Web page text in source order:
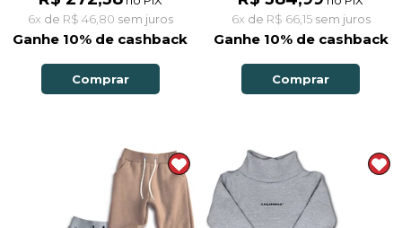
6x de R$ 46,80 sem juros
Ganhe 10% de cashback
Comprar
6x de R$ 66,15sem juros
Ganhe 10% de cashback
Comprar